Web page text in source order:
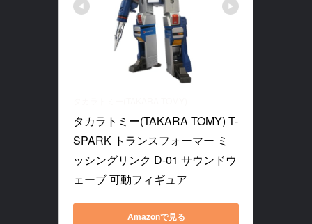
タカラトミー(TAKARA TOMY) T-
SPARK トランスフォーマー ミ
ッシングリンク D-01 サウンドウ
ェーブ 可動フィギュア
Amazonで見る